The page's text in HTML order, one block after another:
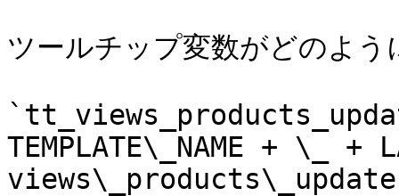
ツールチップ変数がどのよ
TEMPLATE\_NAME + \_ +